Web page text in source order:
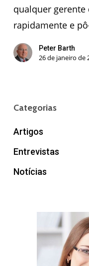
qualquer
rapidamente e
Peter Barth
26 de janeiro de
Categorias
Artigos
Entrevistas
Notícias